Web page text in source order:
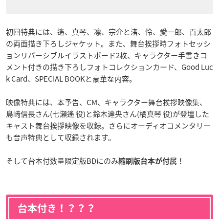
初回特典には、遙、真琴、凛、宗介と渚、怜、愛一郎、百太郎
の両面描き下ろしジャケット。また、舞台挨拶時フォトセッシ
ョンリバーシブルイラストボード2枚、キャラクター手書きコ
メント付きの描き下ろしフォトコレクションカード、Good Luc
k Card、SPECIAL BOOKと豪華な内容。
映像特典には、本予告、CM、キャラクター舞台挨拶映像集、
島﨑信長さん(七瀬遙 役)と鈴木達央さん(橘真琴 役)が登壇した
キャスト舞台挨拶映像を収録。さらにオーディオコメンタリー
も音声特典として収録されます。
そして台本付数量限定版BDにのみ縮刷版台本が付属 ！
台本付き！？？？